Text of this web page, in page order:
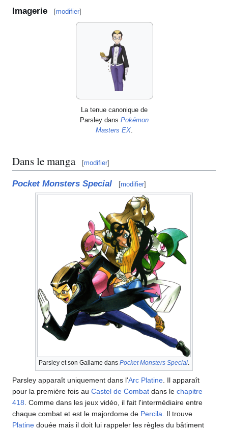
Imagerie [modifier]
La tenue canonique de
Parsley dans Pokémon
Masters EX.
Dans le manga [modifier]
Pocket Monsters Special [modifier]
Parsley et son Gallame dans Pocket Monsters Special.
Parsley apparaît uniquement dans l'Arc Platine. Il apparaît
pour la première fois au Castel de Combat dans le chapitre
418. Comme dans les jeux vidéo, il fait l'intermédiaire entre
chaque combat et est le majordome de Percila. Il trouve
Platine douée mais il doit lui rappeler les règles du bâtiment